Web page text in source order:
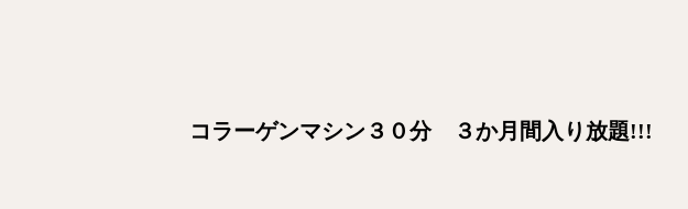
コラーゲンマシン３０分 ３か月間入り放題!!!